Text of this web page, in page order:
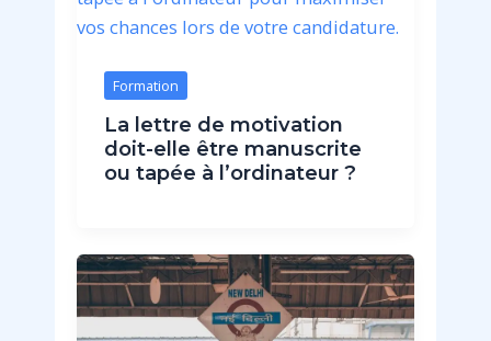
Formation
La lettre de motivation
doit-elle être manuscrite
ou tapée à l’ordinateur ?